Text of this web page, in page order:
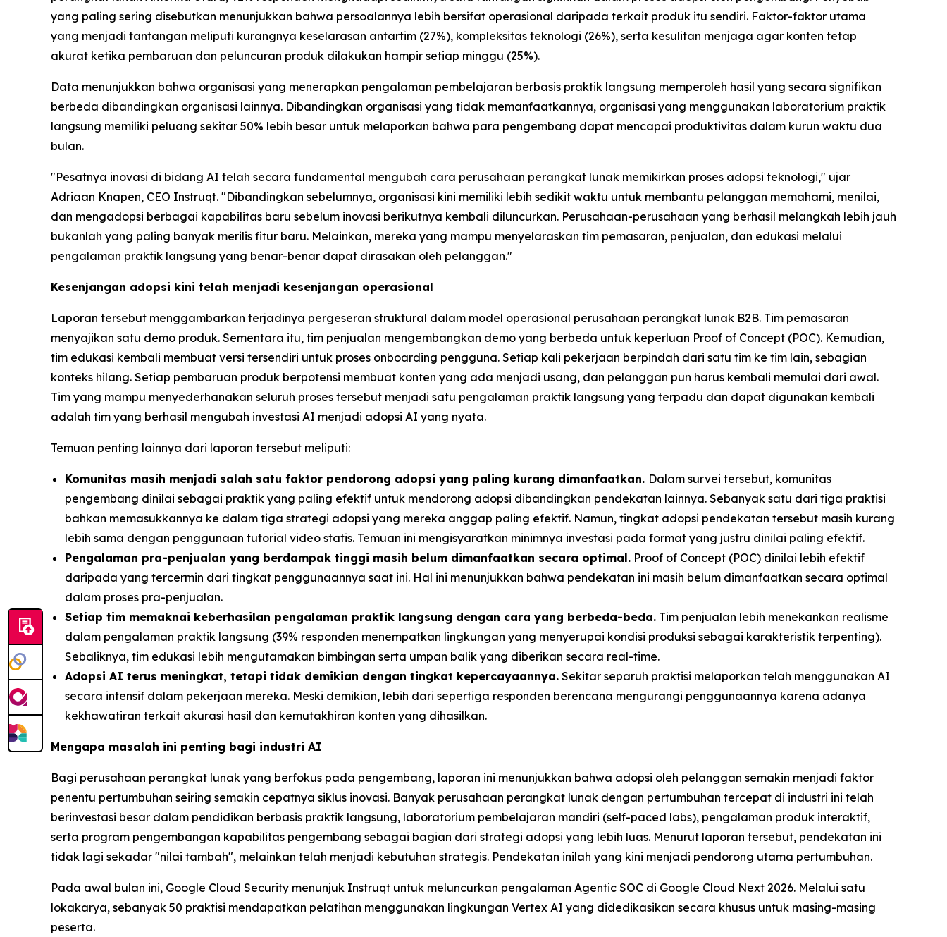
yang paling sering disebutkan menunjukkan bahwa persoalannya lebih bersifat operasional daripada terkait produk itu sendiri. Faktor-faktor utama
yang menjadi tantangan meliputi kurangnya keselarasan antartim (27%), kompleksitas teknologi (26%), serta kesulitan menjaga agar konten tetap
akurat ketika pembaruan dan peluncuran produk dilakukan hampir setiap minggu (25%).
Data menunjukkan bahwa organisasi yang menerapkan pengalaman pembelajaran berbasis praktik langsung memperoleh hasil yang secara signifikan
berbeda dibandingkan organisasi lainnya. Dibandingkan organisasi yang tidak memanfaatkannya, organisasi yang menggunakan laboratorium praktik
langsung memiliki peluang sekitar 50% lebih besar untuk melaporkan bahwa para pengembang dapat mencapai produktivitas dalam kurun waktu dua
bulan.
"Pesatnya inovasi di bidang AI telah secara fundamental mengubah cara perusahaan perangkat lunak memikirkan proses adopsi teknologi," ujar
Adriaan Knapen, CEO Instruqt. "Dibandingkan sebelumnya, organisasi kini memiliki lebih sedikit waktu untuk membantu pelanggan memahami, menilai,
dan mengadopsi berbagai kapabilitas baru sebelum inovasi berikutnya kembali diluncurkan. Perusahaan-perusahaan yang berhasil melangkah lebih jauh
bukanlah yang paling banyak merilis fitur baru. Melainkan, mereka yang mampu menyelaraskan tim pemasaran, penjualan, dan edukasi melalui
pengalaman praktik langsung yang benar-benar dapat dirasakan oleh pelanggan."
Kesenjangan adopsi kini telah menjadi kesenjangan operasional
Laporan tersebut menggambarkan terjadinya pergeseran struktural dalam model operasional perusahaan perangkat lunak B2B. Tim pemasaran
menyajikan satu demo produk. Sementara itu, tim penjualan mengembangkan demo yang berbeda untuk keperluan Proof of Concept (POC). Kemudian,
tim edukasi kembali membuat versi tersendiri untuk proses onboarding pengguna. Setiap kali pekerjaan berpindah dari satu tim ke tim lain, sebagian
konteks hilang. Setiap pembaruan produk berpotensi membuat konten yang ada menjadi usang, dan pelanggan pun harus kembali memulai dari awal.
Tim yang mampu menyederhanakan seluruh proses tersebut menjadi satu pengalaman praktik langsung yang terpadu dan dapat digunakan kembali
adalah tim yang berhasil mengubah investasi AI menjadi adopsi AI yang nyata.
Temuan penting lainnya dari laporan tersebut meliputi:
Komunitas masih menjadi salah satu faktor pendorong adopsi yang paling kurang dimanfaatkan. Dalam survei tersebut, komunitas
pengembang dinilai sebagai praktik yang paling efektif untuk mendorong adopsi dibandingkan pendekatan lainnya. Sebanyak satu dari tiga praktisi
bahkan memasukkannya ke dalam tiga strategi adopsi yang mereka anggap paling efektif. Namun, tingkat adopsi pendekatan tersebut masih kurang
lebih sama dengan penggunaan tutorial video statis. Temuan ini mengisyaratkan minimnya investasi pada format yang justru dinilai paling efektif.
Pengalaman pra-penjualan yang berdampak tinggi masih belum dimanfaatkan secara optimal. Proof of Concept (POC) dinilai lebih efektif
daripada yang tercermin dari tingkat penggunaannya saat ini. Hal ini menunjukkan bahwa pendekatan ini masih belum dimanfaatkan secara optimal
dalam proses pra-penjualan.
Setiap tim memaknai keberhasilan pengalaman praktik langsung dengan cara yang berbeda-beda. Tim penjualan lebih menekankan realisme
dalam pengalaman praktik langsung (39% responden menempatkan lingkungan yang menyerupai kondisi produksi sebagai karakteristik terpenting).
Sebaliknya, tim edukasi lebih mengutamakan bimbingan serta umpan balik yang diberikan secara real-time.
Adopsi AI terus meningkat, tetapi tidak demikian dengan tingkat kepercayaannya. Sekitar separuh praktisi melaporkan telah menggunakan AI
secara intensif dalam pekerjaan mereka. Meski demikian, lebih dari sepertiga responden berencana mengurangi penggunaannya karena adanya
kekhawatiran terkait akurasi hasil dan kemutakhiran konten yang dihasilkan.
Mengapa masalah ini penting bagi industri AI
Bagi perusahaan perangkat lunak yang berfokus pada pengembang, laporan ini menunjukkan bahwa adopsi oleh pelanggan semakin menjadi faktor
penentu pertumbuhan seiring semakin cepatnya siklus inovasi. Banyak perusahaan perangkat lunak dengan pertumbuhan tercepat di industri ini telah
berinvestasi besar dalam pendidikan berbasis praktik langsung, laboratorium pembelajaran mandiri (self-paced labs), pengalaman produk interaktif,
serta program pengembangan kapabilitas pengembang sebagai bagian dari strategi adopsi yang lebih luas. Menurut laporan tersebut, pendekatan ini
tidak lagi sekadar "nilai tambah", melainkan telah menjadi kebutuhan strategis. Pendekatan inilah yang kini menjadi pendorong utama pertumbuhan.
Pada awal bulan ini, Google Cloud Security menunjuk Instruqt untuk meluncurkan pengalaman Agentic SOC di Google Cloud Next 2026. Melalui satu
lokakarya, sebanyak 50 praktisi mendapatkan pelatihan menggunakan lingkungan Vertex AI yang didedikasikan secara khusus untuk masing-masing
peserta.